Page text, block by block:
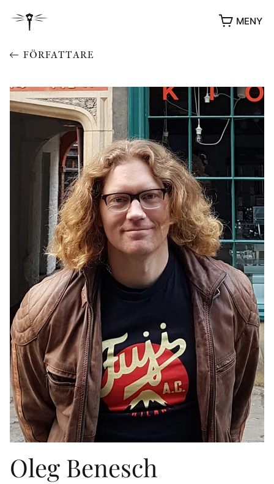
MENY
YUKIKO OCH PATRIK MÖTER
STOLPE STORIES
VIDEOGALLERI
UTMÄRKELSER
ÖVRIGA FORMAT
KONTAKT
PRESSKONTAKT
PEER REVIEW-PROCESSEN
FÖRFATTARE
Oleg Benesch